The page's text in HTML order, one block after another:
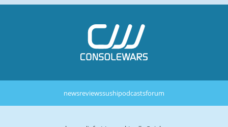
newsreviewssushipodcastsforum